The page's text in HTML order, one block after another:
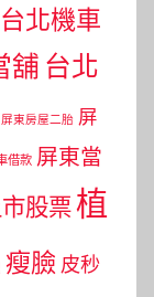
台北機車
舖 台北
屏東房屋二胎 屏
借款 屏東當
股票植
瘦臉 皮秒